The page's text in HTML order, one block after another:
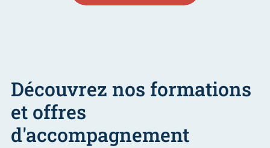
Découvrez nos formations
et offres
d'accompagnement